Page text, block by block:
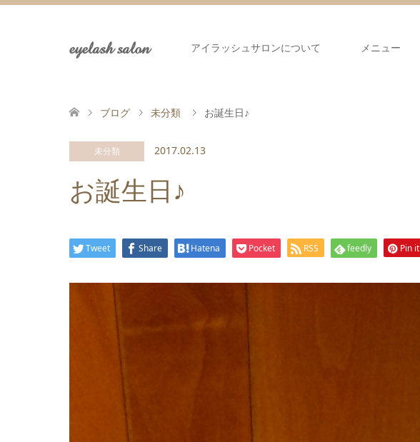
eyelash salon アイラッシュサロンについて メニュー
ブログ 未分類 お誕生日♪
未分類 2017.02.13
お誕生日♪
Tweet Share Hatena Pocket RSS feedly Pin it